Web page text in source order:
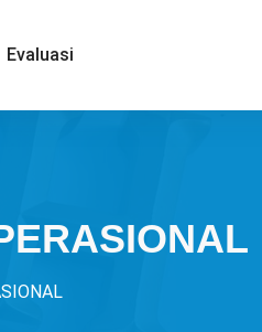
Evaluasi